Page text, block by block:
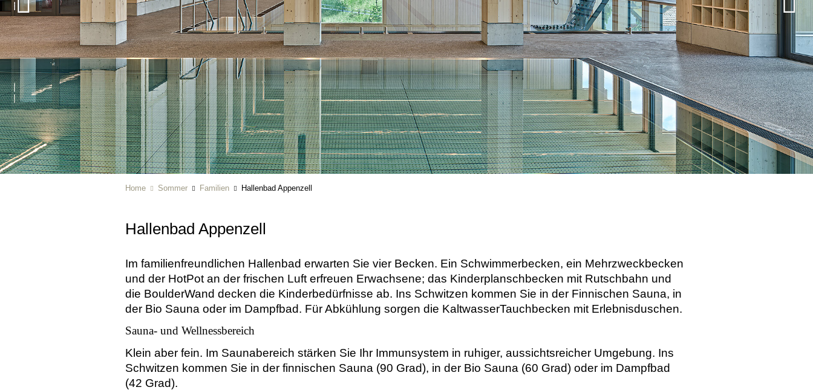
Home Sommer Familien Hallenbad Appenzell
Hallenbad Appenzell
Im familienfreundlichen Hallenbad erwarten Sie vier Becken. Ein Schwimmerbecken, ein Mehrzweckbecken
und der Hot­Pot an der frischen Luft erfreuen Erwachsene; das Kinderplanschbecken mit Rutschbahn und
die Boulder­Wand decken die Kinderbedürfnisse ab. Ins Schwitzen kommen Sie in der Finnischen Sauna, in
der Bio Sauna oder im Dampfbad. Für Abkühlung sorgen die KaltwasserTauchbecken mit Erlebnisduschen.
Sauna- und Wellnessbereich
Klein aber fein. Im Saunabereich stärken Sie Ihr Immunsystem in ruhiger, aussichtsreicher Umgebung. Ins
Schwitzen kommen Sie in der finnischen Sauna (90 Grad), in der Bio Sauna (60 Grad) oder im Dampfbad
(42 Grad).